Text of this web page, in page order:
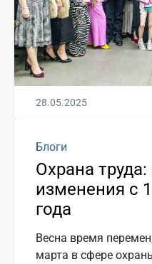
28.05.2025
Блоги
Охрана
изменения с
года
Весна время
марта в сфере